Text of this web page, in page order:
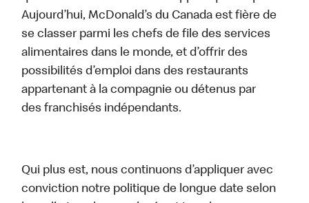
Aujourd’hui, McDonald’s du Canada est fière de
se classer parmi les chefs de file des services
alimentaires dans le monde, et d’offrir des
possibilités d’emploi dans des restaurants
appartenant à la compagnie ou détenus par
des franchisés indépendants.
Qui plus est, nous continuons d’appliquer avec
conviction notre politique de longue date selon